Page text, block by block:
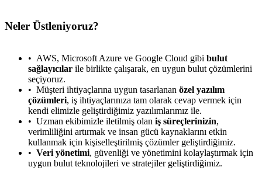
Neler Üstleniyoruz?
AWS, Microsoft Azure ve Google Cloud gibi bulut
sağlayıcılar ile birlikte çalışarak, en uygun bulut çözümlerini
seçiyoruz.
Müşteri ihtiyaçlarına uygun tasarlanan özel yazılım
çözümleri, iş ihtiyaçlarınıza tam olarak cevap vermek için
kendi elimizle geliştirdiğimiz yazılımlarımız ile.
Uzman ekibimizle iletilmiş olan iş süreçlerinizin,
verimliliğini artırmak ve insan gücü kaynaklarını etkin
kullanmak için kişiselleştirilmiş çözümler geliştirdiğimiz.
Veri yönetimi, güvenliği ve yönetimini kolaylaştırmak için
uygun bulut teknolojileri ve stratejiler geliştirdiğimiz.